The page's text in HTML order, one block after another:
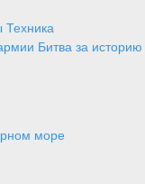
Техника
Битва за историю
море